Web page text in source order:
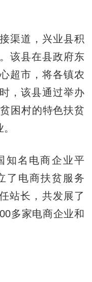
道，兴业县积
该县在县政府东
超市，将各镇农
，该县通过举办
困村的特色扶贫
名电商企业平
了电商扶贫服务
站长，共发展了
多家电商企业和